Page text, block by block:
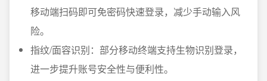
移动端扫码即可免密码快速登录，减少手动输入风
险。
指纹/面容识别：部分移动终端支持生物识别登录，
进一步提升账号安全性与便利性。